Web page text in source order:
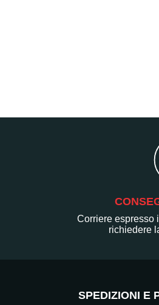
Corriere espresso
richiedere
SPEDIZIONI E